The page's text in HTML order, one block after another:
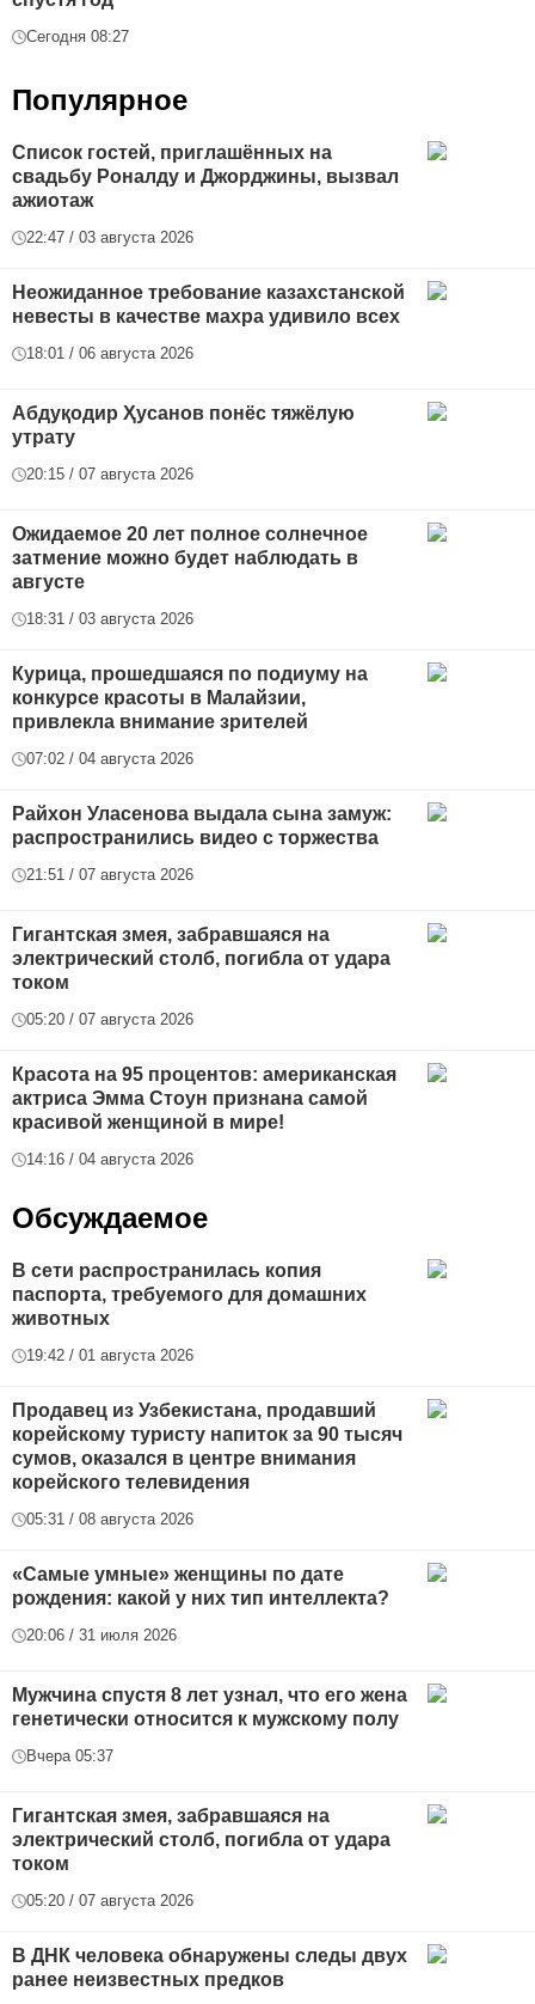
Сегодня 08:27
Популярное
Список гостей, приглашённых на
свадьбу Роналду и Джорджины, вызвал
ажиотаж
22:47 / 03 августа 2026
Неожиданное требование казахстанской
невесты в качестве махра удивило всех
18:01 / 06 августа 2026
Абдуқодир Ҳусанов понёс тяжёлую
утрату
20:15 / 07 августа 2026
Ожидаемое 20 лет полное солнечное
затмение можно будет наблюдать в
августе
18:31 / 03 августа 2026
Курица, прошедшаяся по подиуму на
конкурсе красоты в Малайзии,
привлекла внимание зрителей
07:02 / 04 августа 2026
Райхон Уласенова выдала сына замуж:
распространились видео с торжества
21:51 / 07 августа 2026
Гигантская змея, забравшаяся на
электрический столб, погибла от удара
током
05:20 / 07 августа 2026
Красота на 95 процентов: американская
актриса Эмма Стоун признана самой
красивой женщиной в мире!
14:16 / 04 августа 2026
Обсуждаемое
В сети распространилась копия
паспорта, требуемого для домашних
животных
19:42 / 01 августа 2026
Продавец из Узбекистана, продавший
корейскому туристу напиток за 90 тысяч
сумов, оказался в центре внимания
корейского телевидения
05:31 / 08 августа 2026
«Самые умные» женщины по дате
рождения: какой у них тип интеллекта?
20:06 / 31 июля 2026
Мужчина спустя 8 лет узнал, что его жена
генетически относится к мужскому полу
Вчера 05:37
Гигантская змея, забравшаяся на
электрический столб, погибла от удара
током
05:20 / 07 августа 2026
В ДНК человека обнаружены следы двух
ранее неизвестных предков